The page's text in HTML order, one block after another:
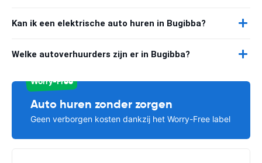
Kan ik een elektrische auto huren in Bugibba?
Welke autoverhuurders zijn er in Bugibba?
Worry-Free
Auto huren zonder zorgen
Geen verborgen kosten dankzij het Worry-Free label